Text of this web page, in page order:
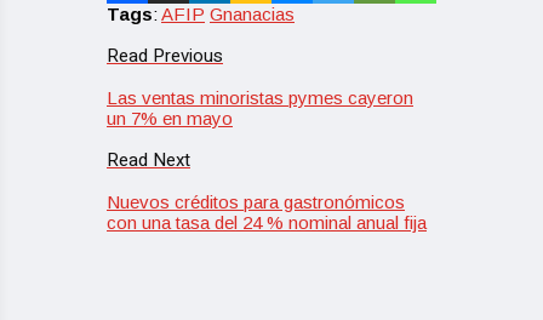
Tags:AFIP Gnanacias
Read Previous
Las ventas minoristas pymes cayeron
un 7% en mayo
Read Next
Nuevos créditos para gastronómicos
con una tasa del 24 % nominal anual fija